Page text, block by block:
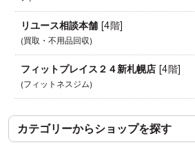
リユース相談本舗 [4階]
買取・不用品回収
フィットプレイス２４新札幌店 [4階]
フィットネスジム
カテゴリーからショップを探す